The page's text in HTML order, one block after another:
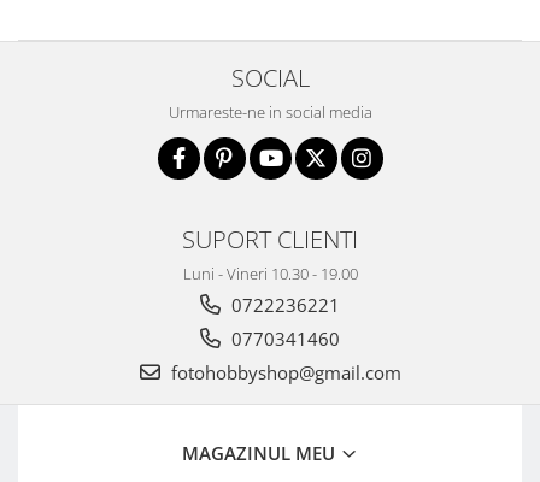
SOCIAL
Urmareste-ne in social media
SUPORT CLIENTI
Luni - Vineri 10.30 - 19.00
0722236221
0770341460
fotohobbyshop@gmail.com
MAGAZINUL MEU